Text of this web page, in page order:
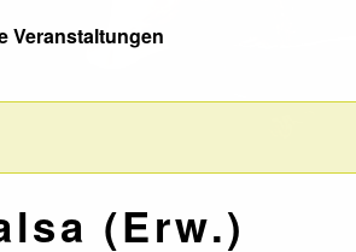
Veranstaltungen
(Erw.)